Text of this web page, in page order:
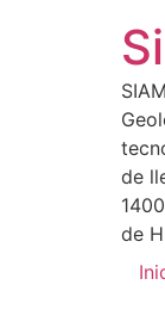
de
de